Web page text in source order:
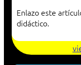
Enlazo este
didáctico.